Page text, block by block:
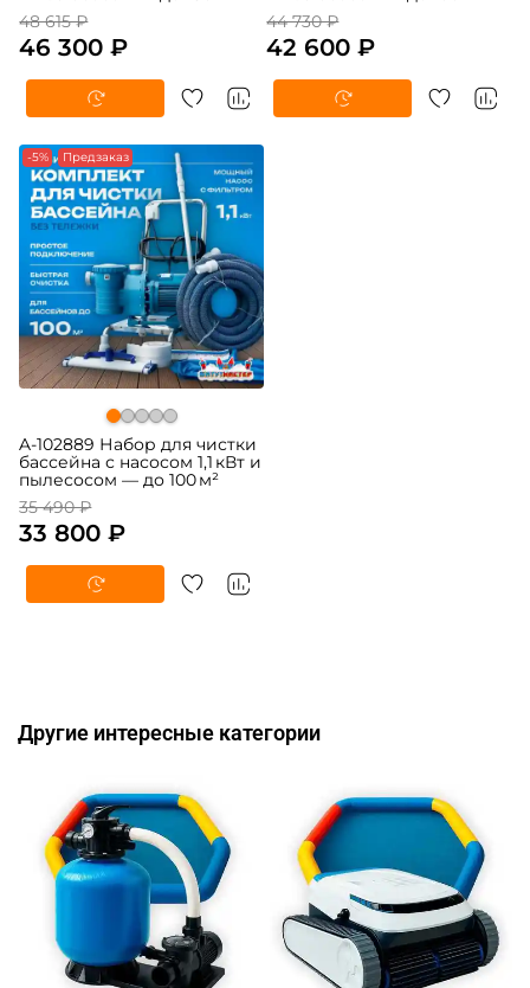
48 615 ₽
46 300 ₽
44 730 ₽
42 600 ₽
-5% Предзаказ
A-102889 Набор для чистки
бассейна с насосом 1,1 кВт и
пылесосом — до 100 м²
35 490 ₽
33 800 ₽
Другие интересные категории